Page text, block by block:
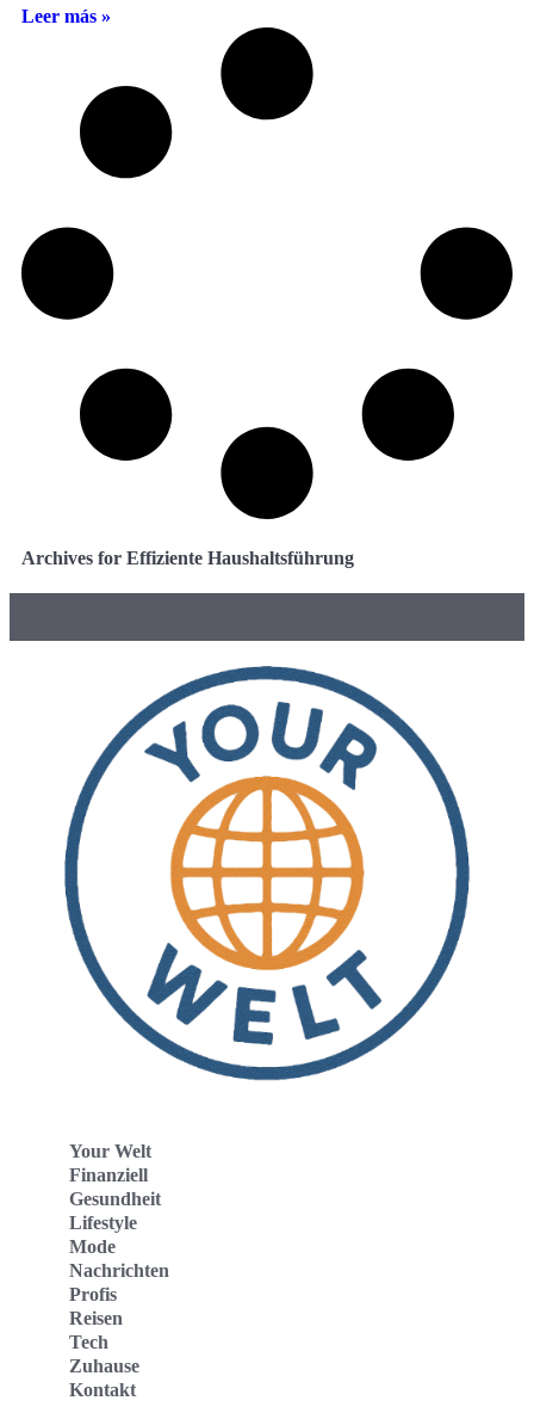
Leer más »
Archives for Effiziente Haushaltsführung
Your Welt
Finanziell
Gesundheit
Lifestyle
Mode
Nachrichten
Profis
Reisen
Tech
Zuhause
Kontakt